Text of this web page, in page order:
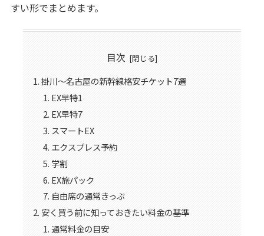
すい形でまとめます。
目次
掛川〜名古屋の新幹線格安チケット7選
EX早特1
EX早特7
スマートEX
エクスプレス予約
学割
EX旅パック
自由席の通常きっぷ
安く買う前に知っておきたい料金の基準
通常料金の目安